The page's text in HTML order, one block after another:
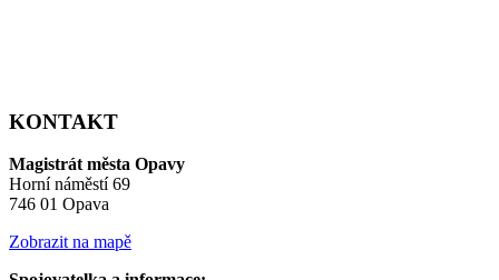
KONTAKT
Magistrát města Opavy
Horní náměstí 69
746 01 Opava
Zobrazit na mapě